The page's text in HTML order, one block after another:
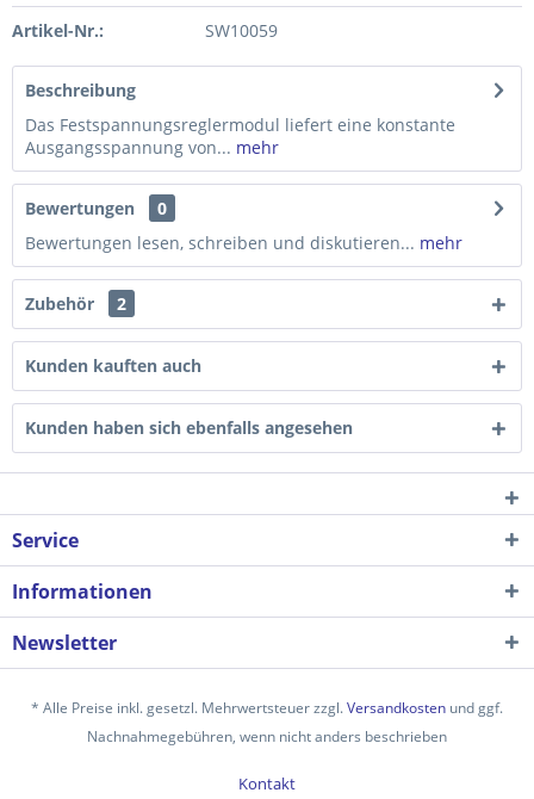
Artikel-Nr.: SW10059
Beschreibung
Das Festspannungsreglermodul liefert eine konstante
Ausgangsspannung von... mehr
Bewertungen
0
Bewertungen lesen, schreiben und diskutieren... mehr
Zubehör 2
Kunden kauften auch
Kunden haben sich ebenfalls angesehen
Service
Informationen
Newsletter
* Alle Preise inkl. gesetzl. Mehrwertsteuer zzgl.Versandkosten und ggf.
Nachnahmegebühren, wenn nicht anders beschrieben
Kontakt